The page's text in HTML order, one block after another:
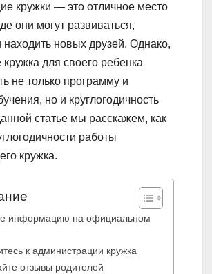
кружки — это отличное место
они могут развиваться,
находить новых друзей. Однако,
для своего ребенка
не только программу и
но и круглогодичность
статье мы расскажем, как
работы
кружка.
информацию на официальном
к администрации кружка
отзывы родителей